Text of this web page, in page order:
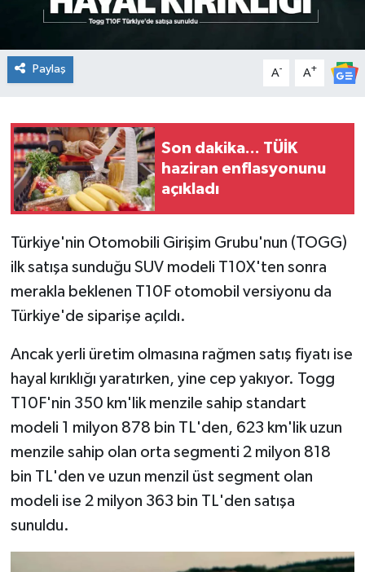
Paylaş A- A+
Son dakika... TÜİK
haziran enflasyonunu
açıkladı
Türkiye'nin Otomobili Girişim Grubu'nun (TOGG)
ilk satışa sunduğu SUV modeli T10X'ten sonra
merakla beklenen T10F otomobil versiyonu da
Türkiye'de siparişe açıldı.
Ancak yerli üretim olmasına rağmen satış fiyatı ise
hayal kırıklığı yaratırken, yine cep yakıyor. Togg
T10F'nin 350 km'lik menzile sahip standart
modeli 1 milyon 878 bin TL'den, 623 km'lik uzun
menzile sahip olan orta segmenti 2 milyon 818
bin TL'den ve uzun menzil üst segment olan
modeli ise 2 milyon 363 bin TL'den satışa
sunuldu.
OTOMOBİL
ÖZEL HABER
RÖPORTAJ
SAĞLIK
SPOR
TARIM
TEKNOLOJİ
VİDEO HABER
YAŞAM